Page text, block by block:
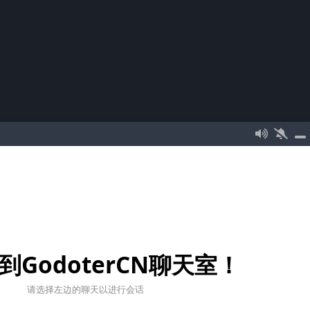
GodoterCN聊天室！
请选择左边的聊天以进行会话